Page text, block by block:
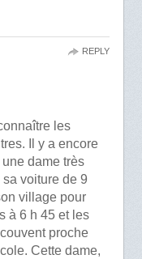
les
Il y a encore
dame très
voiture de 9
village pour
à 6 h 45 et les
proche
Cette dame,
REPLY